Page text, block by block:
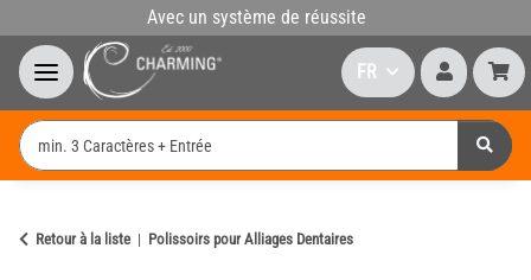
Avec un système de réussite
FR
Retour à la liste Polissoirs pour Alliages Dentaires